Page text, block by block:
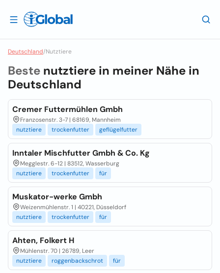
Deutschland/Nutztiere
Beste nutztiere in meiner Nähe in
Deutschland
Cremer Futtermühlen Gmbh
Franzosenstr. 3-7 | 68169, Mannheim
nutztiere
trockenfutter geflügelfutter
Inntaler Mischfutter Gmbh & Co. Kg
Megglestr. 6-12 | 83512, Wasserburg
nutztiere
trockenfutter für
Muskator-werke Gmbh
Weizenmühlenstr. 1 | 40221, Düsseldorf
nutztiere
trockenfutter für
Ahten, Folkert H
Mühlenstr. 70 | 26789, Leer
nutztiere
roggenbackschrot für